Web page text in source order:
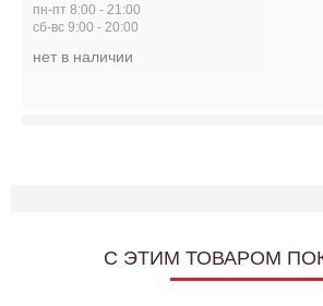
пн-пт 8:00 - 21:00
сб-вс 9:00 - 20:00
нет в наличии
C ЭТИМ ТОВАРОМ